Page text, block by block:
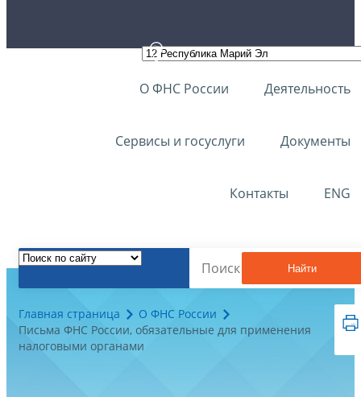
О ФНС России Деятельность
Сервисы и госуслуги Документы
Контакты ENG
Найти
Главная страница
О ФНС России
Письма ФНС России, обязательные для применения
налоговыми органами